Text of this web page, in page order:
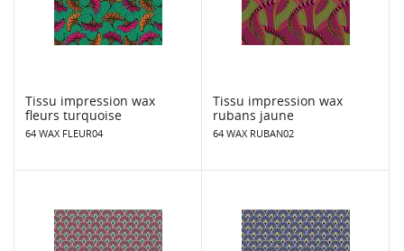
Tissu impression wax
fleurs turquoise
64 WAX FLEUR04
Tissu impression wax
rubans jaune
64 WAX RUBAN02